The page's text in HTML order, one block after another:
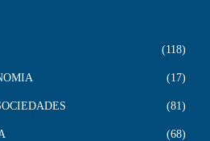
118
17
81
68